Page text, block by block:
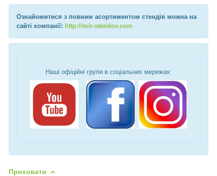
Ознайомитися з повним асортиментом стендів можна на
сайті компанії: http://mir-stendov.com
Наші офіційні групи в соціальних мережах:
Приховати